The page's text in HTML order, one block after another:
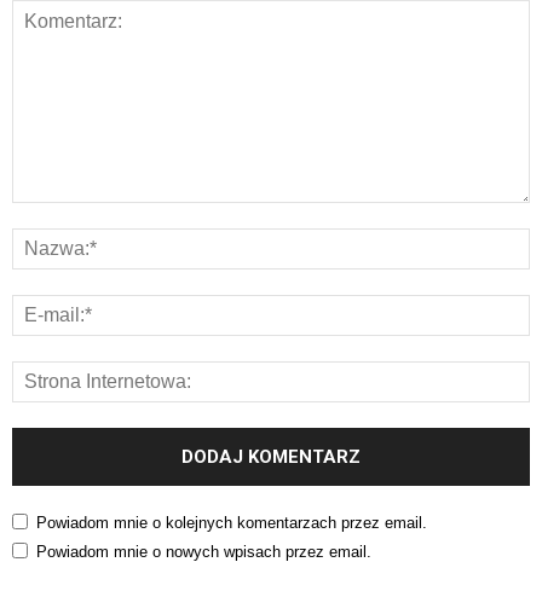
Powiadom mnie o kolejnych komentarzach przez email.
Powiadom mnie o nowych wpisach przez email.